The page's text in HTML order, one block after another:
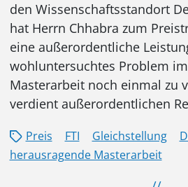
den Wissenschaftsstandort
hat Herrn Chhabra zum
eine außerordentliche
wohluntersuchtes Problem
Masterarbeit noch einmal zu
verdient außerordentlichen
Preis FTI Gleichstellung
herausragende Masterarbeit